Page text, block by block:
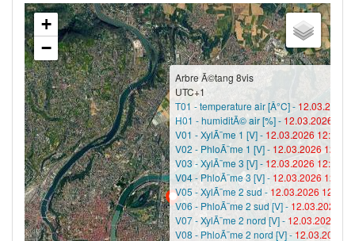
Arbre Ã©tang 8vis
UTC+1
T01 - temperature air [Â°C] - 12.03.2026
H01 - humiditÃ© air [%] - 12.03.2026
V01 - XylÃ¨me 1 [V] - 12.03.2026 12:00 -
V02 - PhloÃ¨me 1 [V] - 12.03.2026 12:00
V03 - XylÃ¨me 3 [V] - 12.03.2026 12:00 -
V04 - PhloÃ¨me 3 [V] - 12.03.2026 12:00
V05 - XylÃ¨me 2 sud - 12.03.2026 12:00 -
V06 - PhloÃ¨me 2 sud [V] - 12.03.2026
V07 - XylÃ¨me 2 nord [V] - 12.03.2026
V08 - PhloÃ¨me 2 nord [V] - 12.03.2026
+
−